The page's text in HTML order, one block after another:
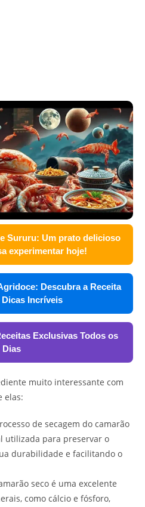
Sururu: Um prato delicioso
experimentar hoje!
Descubra a Receita
Dicas Incríveis
Exclusivas Todos os
Dias
muito interessante com
elas:
de secagem do camarão
utilizada para preservar o
durabilidade e facilitando o
seco é uma excelente
como cálcio e fósforo,